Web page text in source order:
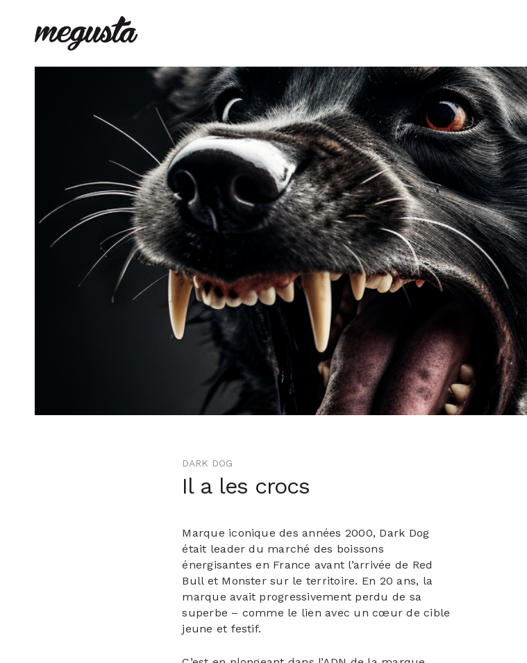
DARK DOG
Il a les crocs
Marque iconique des années 2000, Dark Dog
était leader du marché des boissons
énergisantes en France avant l’arrivée de Red
Bull et Monster sur le territoire. En 20 ans, la
marque avait progressivement perdu de sa
superbe – comme le lien avec un cœur de cible
jeune et festif.